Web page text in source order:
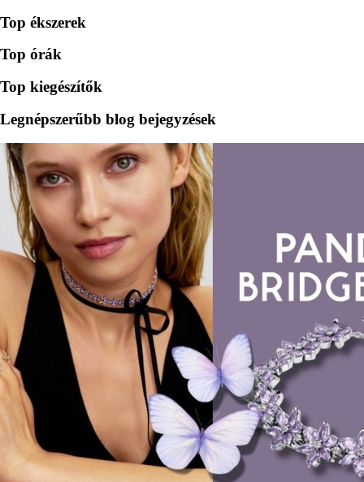
Top ékszerek
Top órák
Top kiegészítők
Legnépszerűbb blog bejegyzések